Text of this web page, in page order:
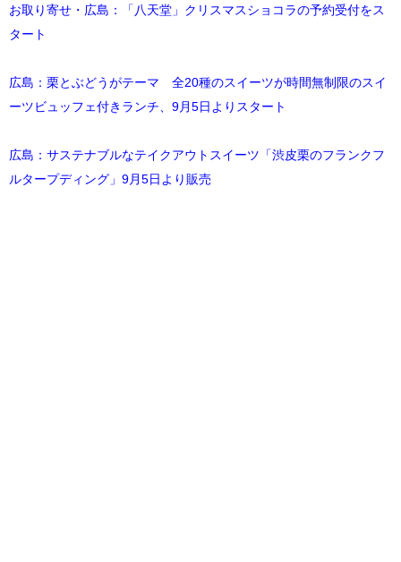
お取り寄せ・広島：「八天堂」クリスマスショコラの予約受付をス
タート
広島：栗とぶどうがテーマ 全20種のスイーツが時間無制限のスイ
ーツビュッフェ付きランチ、9月5日よりスタート
広島：サステナブルなテイクアウトスイーツ「渋皮栗のフランクフ
ルタープディング」9月5日より販売